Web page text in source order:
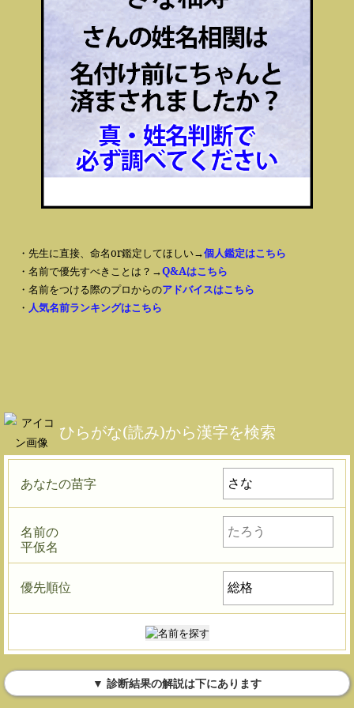
・先生に直接、命名or鑑定してほしい→個人鑑定はこちら
・名前で優先すべきことは？→Q&Aはこちら
・名前をつける際のプロからのアドバイスはこちら
・ 人気名前ランキングはこちら
ひらがな(読み)から漢字を検索
あなたの苗字
名前の
平仮名
優先順位
▼ 診断結果の解説は下にあります